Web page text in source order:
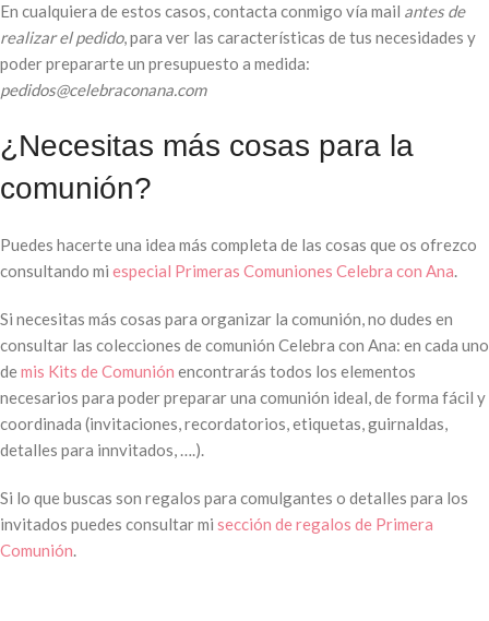
En cualquiera de estos casos, contacta conmigo vía mail antes de
realizar el pedido, para ver las características de tus necesidades y
poder prepararte un presupuesto a medida:
pedidos@celebraconana.com
¿Necesitas más cosas para la
comunión?
Puedes hacerte una idea más completa de las cosas que os ofrezco
consultando mi especial Primeras Comuniones Celebra con Ana.
Si necesitas más cosas para organizar la comunión, no dudes en
consultar las colecciones de comunión Celebra con Ana: en cada uno
demis Kits de Comunión encontrarás todos los elementos
necesarios para poder preparar una comunión ideal, de forma fácil y
coordinada (invitaciones, recordatorios, etiquetas, guirnaldas,
detalles para innvitados, ….).
Si lo que buscas son regalos para comulgantes o detalles para los
invitados puedes consultar mi sección de regalos de Primera
Comunión.